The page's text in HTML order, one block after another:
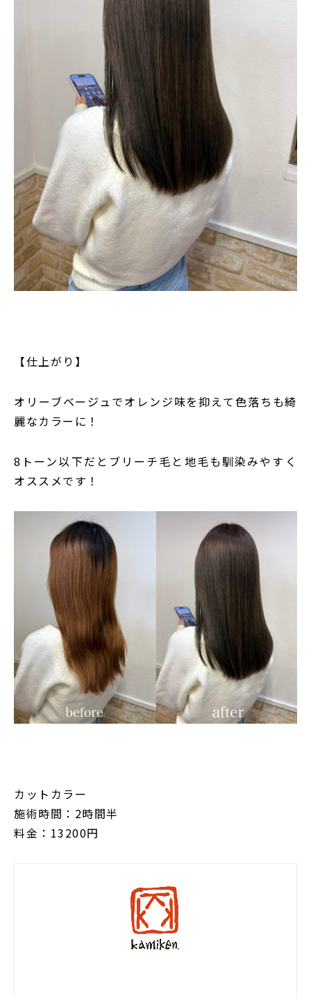
【仕上がり】
オリーブベージュでオレンジ味を抑えて色落ちも綺
麗なカラーに！
8トーン以下だとブリーチ毛と地毛も馴染みやすく
オススメです！
カットカラー
施術時間：2時間半
料金：13200円